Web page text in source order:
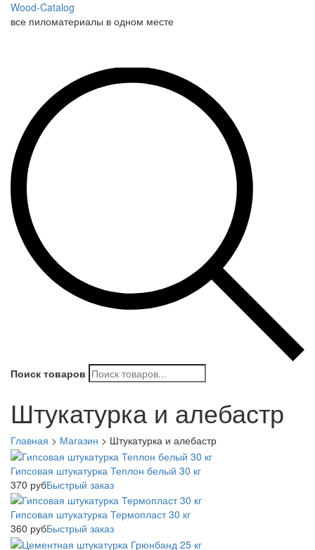
Wood-Catalog
все пиломатериалы в одном месте
Поиск товаров
Штукатурка и алебастр
Главная > Магазин > Штукатурка и алебастр
Гипсовая штукатурка Теплон белый 30 кг
370 рубБыстрый заказ
Гипсовая штукатурка Термопласт 30 кг
360 рубБыстрый заказ